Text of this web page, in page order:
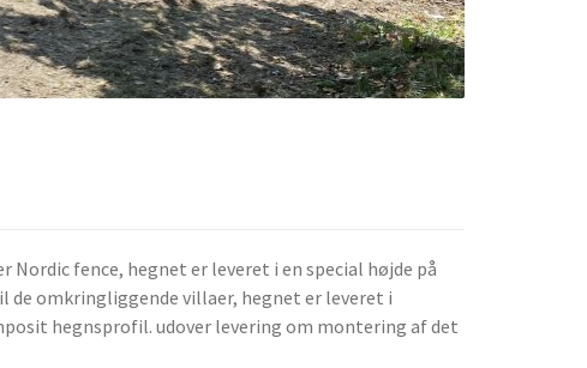
fence, hegnet er leveret i en special højde på
de omkringliggende villaer, hegnet er leveret i
hegnsprofil. udover levering om montering af det